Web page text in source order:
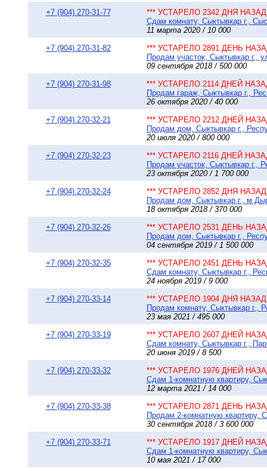
+7 (904) 270-31-77
*** УСТАРЕЛО 2342 ДНЯ НАЗАД
Сдам комнату, Сыктывкар г.,
11 марта 2020 / 10 000
+7 (904) 270-31-82
*** УСТАРЕЛО 2891 ДЕНЬ
Продам участок, Сыктывкар г.,
09 сентября 2018 / 500 000
+7 (904) 270-31-98
*** УСТАРЕЛО 2114 ДНЕЙ
Продам гараж, Сыктывкар г.,
26 октября 2020 / 40 000
+7 (904) 270-32-21
*** УСТАРЕЛО 2212 ДНЕЙ
Продам дом, Сыктывкар г.,
20 июля 2020 / 800 000
+7 (904) 270-32-23
*** УСТАРЕЛО 2116 ДНЕЙ
Продам участок, Сыктывкар г.,
23 октября 2020 / 1 700 000
+7 (904) 270-32-24
*** УСТАРЕЛО 2852 ДНЯ НАЗАД
Продам дом, Сыктывкар г.,
18 октября 2018 / 370 000
+7 (904) 270-32-26
*** УСТАРЕЛО 2531 ДЕНЬ
Продам дом, Сыктывкар г.,
04 сентября 2019 / 1 500 000
+7 (904) 270-32-35
*** УСТАРЕЛО 2451 ДЕНЬ
Сдам комнату, Сыктывкар г.,
24 ноября 2019 / 9 000
+7 (904) 270-33-14
*** УСТАРЕЛО 1904 ДНЯ НАЗАД
Продам комнату, Сыктывкар г.,
23 мая 2021 / 495 000
+7 (904) 270-33-19
*** УСТАРЕЛО 2607 ДНЕЙ
Сдам комнату, Сыктывкар г.,
20 июня 2019 / 8 500
+7 (904) 270-33-32
*** УСТАРЕЛО 1976 ДНЕЙ
Сдам 1-комнатную квартиру,
12 марта 2021 / 14 000
+7 (904) 270-33-38
*** УСТАРЕЛО 2871 ДЕНЬ
Продам 2-комнатную квартиру,
30 сентября 2018 / 3 600 000
+7 (904) 270-33-71
*** УСТАРЕЛО 1917 ДНЕЙ
Сдам 1-комнатную квартиру,
10 мая 2021 / 17 000